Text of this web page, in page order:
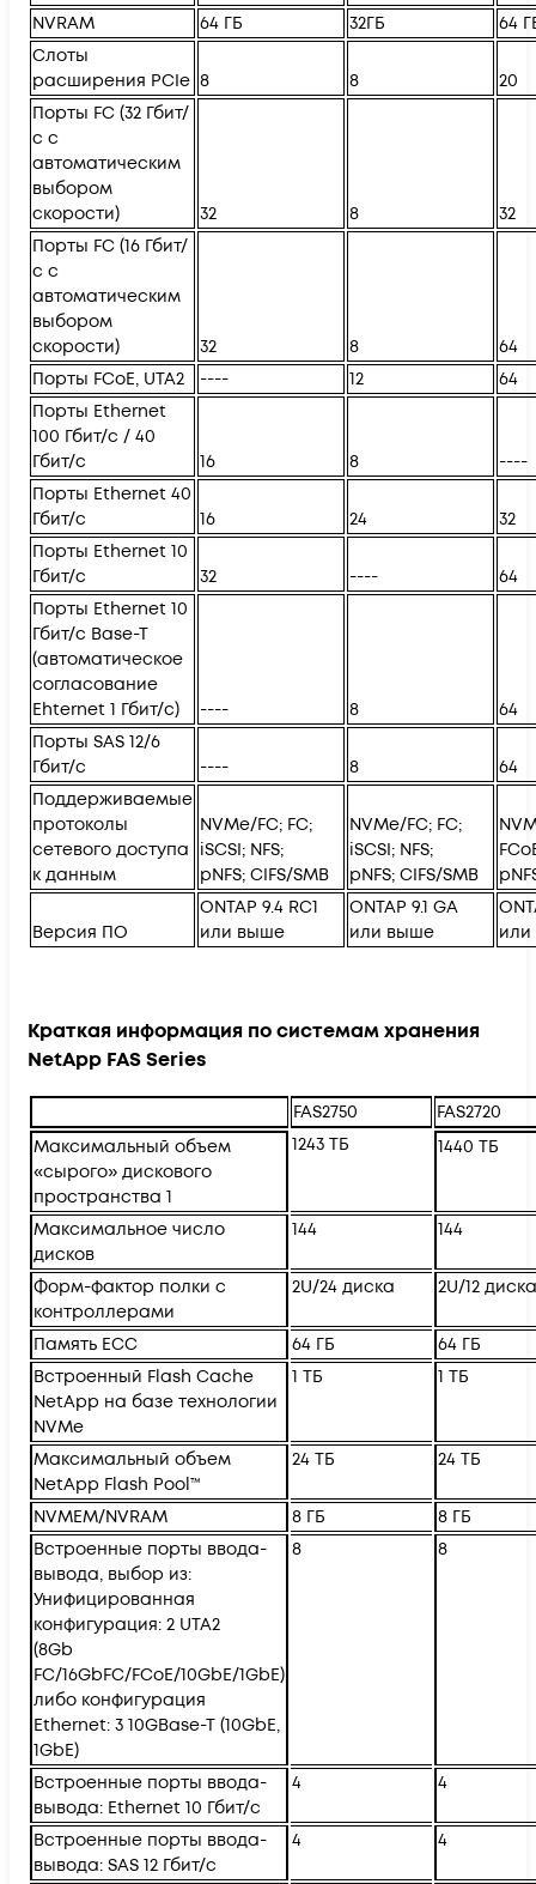
NVRAM
64 ГБ 32ГБ
64
Слоты
расширения PCIe 8 8
20
Порты FC (32 Гбит/
с с
автоматическим
выбором
скорости)
32 8
32
Порты FC (16 Гбит/
с с
автоматическим
выбором
скорости)
32 8
64
Порты FCoE, UTA2
---- 12
64
Порты Ethernet
100 Гбит/с / 40
Гбит/с
16 8
----
Порты Ethernet 40
Гбит/с
16 24
32
Порты Ethernet 10
Гбит/с
32 ----
64
Порты Ethernet 10
Гбит/с Base-T
(автоматическое
согласование
Ehternet 1 Гбит/с)
---- 8
64
Порты SAS 12/6
Гбит/с
---- 8
64
Поддерживаемые
протоколы
сетевого доступа
к данным
NVMe/FC; FC;
iSCSI; NFS;
pNFS; CIFS/SMB
NVMe/FC; FC;
iSCSI; NFS;
pNFS; CIFS/SMB
Версия ПО
ONTAP 9.4 RC1
или выше
ONTAP 9.1 GA
или выше
Краткая информация по системам хранения
NetApp FAS Series
FAS2750
FAS2720
Максимальный объем
«сырого» дискового
пространства 1
1243 ТБ 1440 ТБ
Максимальное число
дисков
144 144
Форм-фактор полки с
контроллерами
2U/24 диска 2U/12 диска
Память ECC 64 ГБ
64 ГБ
Встроенный Flash Cache
NetApp на базе технологии
NVMe
1 ТБ 1 ТБ
Максимальный объем
NetApp Flash Pool™
24 ТБ 24 ТБ
NVMEM/NVRAM 8 ГБ
8 ГБ
Встроенные порты ввода-
вывода, выбор из:
Унифицированная
конфигурация: 2 UTA2
(8Gb
FC/16GbFC/FCoE/10GbE/1GbE)
либо конфигурация
Ethernet: 3 10GBase-T (10GbE,
1GbE)
8 8
Встроенные порты ввода-
вывода: Ethernet 10 Гбит/с
4 4
Встроенные порты ввода-
вывода: SAS 12 Гбит/с
4 4